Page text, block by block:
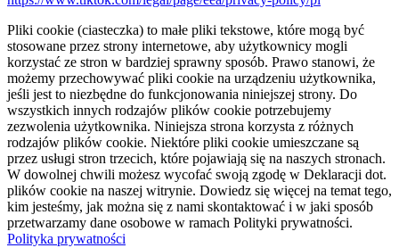
Pliki cookie (ciasteczka) to małe pliki tekstowe, które mogą być
stosowane przez strony internetowe, aby użytkownicy mogli
korzystać ze stron w bardziej sprawny sposób. Prawo stanowi, że
możemy przechowywać pliki cookie na urządzeniu użytkownika,
jeśli jest to niezbędne do funkcjonowania niniejszej strony. Do
wszystkich innych rodzajów plików cookie potrzebujemy
zezwolenia użytkownika. Niniejsza strona korzysta z różnych
rodzajów plików cookie. Niektóre pliki cookie umieszczane są
przez usługi stron trzecich, które pojawiają się na naszych stronach.
W dowolnej chwili możesz wycofać swoją zgodę w Deklaracji dot.
plików cookie na naszej witrynie. Dowiedz się więcej na temat tego,
kim jesteśmy, jak można się z nami skontaktować i w jaki sposób
przetwarzamy dane osobowe w ramach Polityki prywatności.
Polityka prywatności